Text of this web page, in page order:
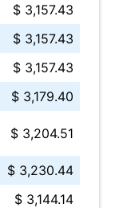
$ 3,157.43
$ 3,157.43
$ 3,157.43
$ 3,179.40
$ 3,204.51
$ 3,230.44
$ 3,144.14